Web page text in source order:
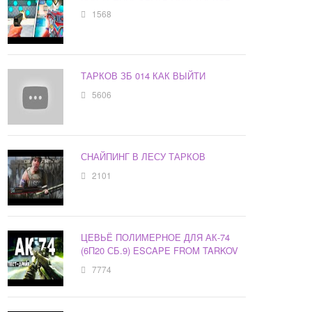
1568
ТАРКОВ ЗБ 014 КАК ВЫЙТИ
5606
СНАЙПИНГ В ЛЕСУ ТАРКОВ
2101
ЦЕВЬЁ ПОЛИМЕРНОЕ ДЛЯ АК-74
(6П20 СБ.9) ESCAPE FROM TARKOV
7774